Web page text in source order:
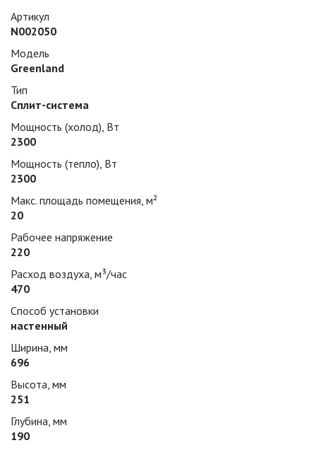
Артикул
N002050
Модель
Greenland
Тип
Сплит-система
Мощность (холод), Вт
2300
Мощность (тепло), Вт
2300
Макс. площадь помещения, м²
20
Рабочее напряжение
220
Расход воздуха, м³/час
470
Способ установки
настенный
Ширина, мм
696
Высота, мм
251
Глубина, мм
190